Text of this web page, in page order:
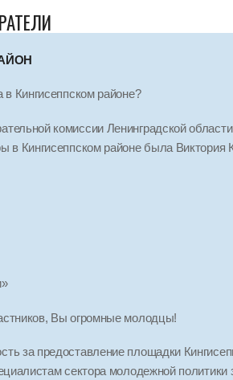
в Кингисеппском районе?
комиссии Ленинградской
в Кингисеппском районе была Виктория
Вы огромные молодцы!
за предоставление площадки
сектора молодежной политики